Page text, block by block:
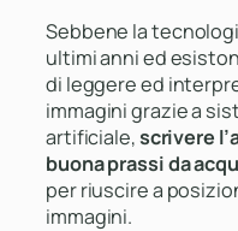
Sebbene la
ultimi anni ed
di leggere ed
immagini grazie a
artificiale,scrivere
buona prassi da
per riuscire a
immagini.